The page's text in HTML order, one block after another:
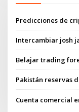
Predicciones de
Intercambiar josh
Belajar trading
Pakistán reservas
Cuenta comercial